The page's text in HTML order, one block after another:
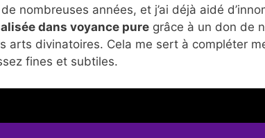
nombreuses années, et j’ai déjà aidé
dans voyance pure grâce à un don de
arts divinatoires. Cela me sert à compléter
fines et subtiles.